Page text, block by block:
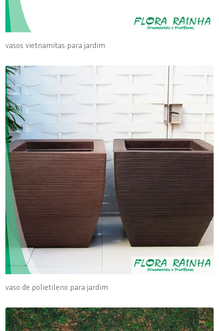
vasos vietnamitas para jardim
vaso de polietileno para jardim